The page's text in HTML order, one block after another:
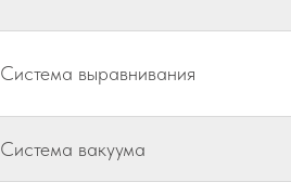
Система выравнивания
Система вакуума